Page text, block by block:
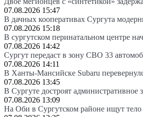
07.08.2026 15:47
В дачных кооперативах Сургута
07.08.2026 15:18
В сургутском перинатальном центре
07.08.2026 14:42
Сургут передаст в зону СВО 33
07.08.2026 14:11
В Ханты-Мансийске Subaru
07.08.2026 13:45
В Сургуте достроят административное
07.08.2026 13:09
На Оби в Сургутском районе ищут